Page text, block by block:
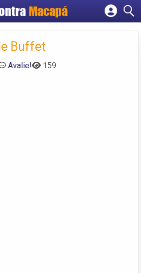
Macapá
Cadastrar empresa
Fazer login
Criar conta
Buffet
Avalie! 159